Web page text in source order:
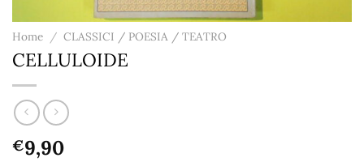
Home / CLASSICI / POESIA / TEATRO
CELLULOIDE
€9,90